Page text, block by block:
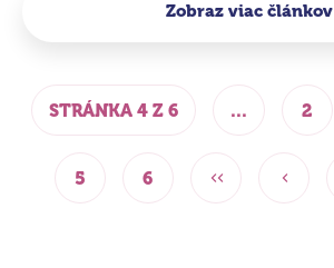
Zobraz viac článkov
STRÁNKA 4 Z 6 ... 2
5 6